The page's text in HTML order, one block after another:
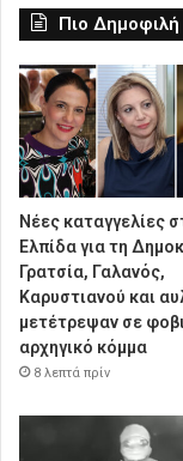
Πιο Δημοφιλή
Νέες καταγγελίες
Ελπίδα για τη
Γρατσία, Γαλανός,
Καρυστιανού και
μετέτρεψαν σε
αρχηγικό κόμμα
8 λεπτά πρίν